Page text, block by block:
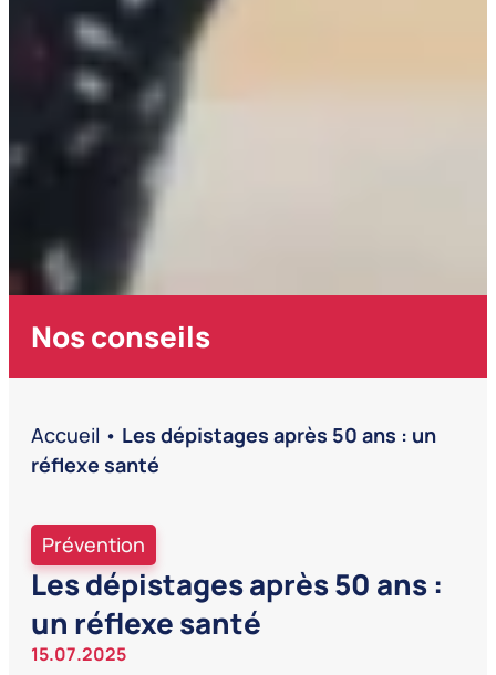
Nos conseils
Accueil • Les dépistages après 50 ans : un
réflexe santé
Prévention
Les dépistages après 50 ans :
un réflexe santé
15.07.2025